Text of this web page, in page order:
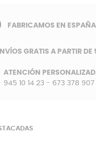
FABRICAMOS EN ESPAÑA
GRATIS A PARTIR
ATENCIÓN
945 10 14 23- 673 378 907